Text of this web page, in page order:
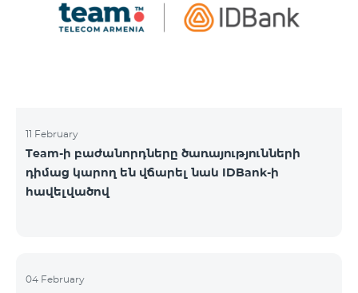
11 February
Team-ի բաժանորդները ծառայությունների
դիմաց կարող են վճարել նաև IDBank-ի
հավելվածով
04 February